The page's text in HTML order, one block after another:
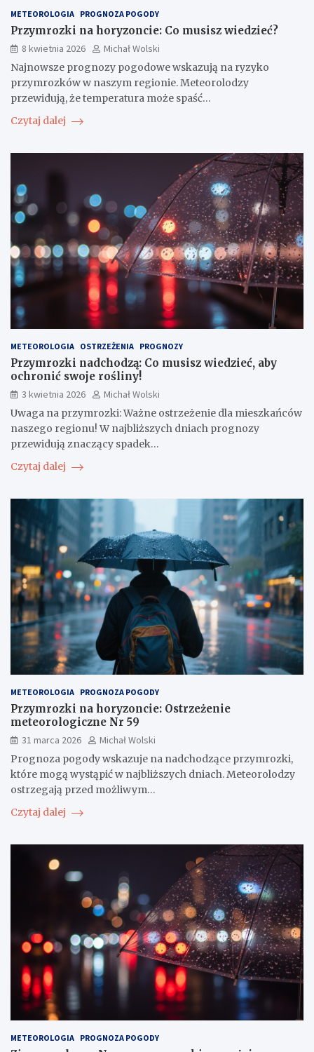
METEOROLOGIA PROGNOZA POGODY
Przymrozki na horyzoncie: Co musisz wiedzieć?
8 kwietnia 2026
Michał Wolski
Najnowsze prognozy pogodowe wskazują na ryzyko
przymrozków w naszym regionie. Meteorolodzy
przewidują, że temperatura może spaść…
Czytaj dalej
METEOROLOGIA OSTRZEŻENIA PROGNOZY
Przymrozki nadchodzą: Co musisz wiedzieć, aby
ochronić swoje rośliny!
3 kwietnia 2026
Michał Wolski
Uwaga na przymrozki: Ważne ostrzeżenie dla mieszkańców
naszego regionu! W najbliższych dniach prognozy
przewidują znaczący spadek…
Czytaj dalej
METEOROLOGIA PROGNOZA POGODY
Przymrozki na horyzoncie: Ostrzeżenie
meteorologiczne Nr 59
31 marca 2026
Michał Wolski
Prognoza pogody wskazuje na nadchodzące przymrozki,
które mogą wystąpić w najbliższych dniach. Meteorolodzy
ostrzegają przed możliwym…
Czytaj dalej
METEOROLOGIA PROGNOZA POGODY